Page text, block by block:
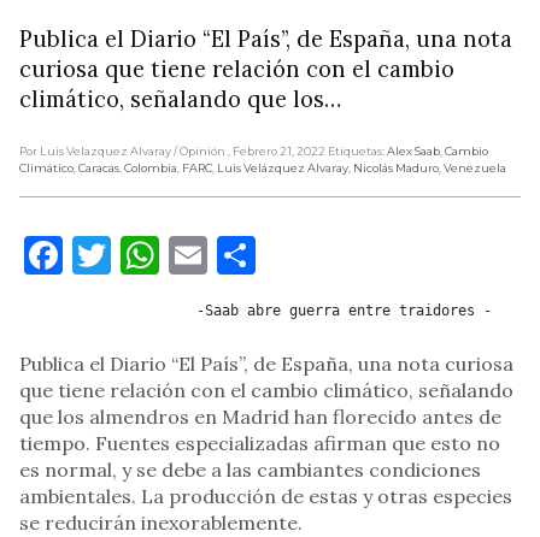
Publica el Diario “El País”, de España, una nota
curiosa que tiene relación con el cambio
climático, señalando que los…
Por Luis Velazquez Alvaray/ Opinión , Febrero 21, 2022 Etiquetas:Alex Saab,Cambio
Climático,Caracas,Colombia, FARC, Luis Velázquez Alvaray, Nicolás Maduro,Venezuela
Facebook
Twitter
WhatsApp
Email
                     -Saab abre guerra entre traidores -
Publica el Diario “El País”, de España, una nota curiosa
que tiene relación con el cambio climático, señalando
que los almendros en Madrid han florecido antes de
tiempo. Fuentes especializadas afirman que esto no
es normal, y se debe a las cambiantes condiciones
ambientales. La producción de estas y otras especies
se reducirán inexorablemente.